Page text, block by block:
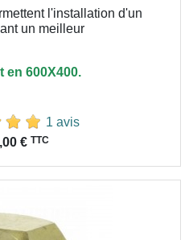
l'installation d'un
un meilleur
en 600X400.
1 avis
€ TTC